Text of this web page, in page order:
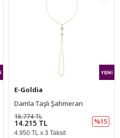
E-Goldia
Damla Taşlı Şahmeran
14.215 TL
16.774 TL
%15
4.950 TL x 3 Taksit